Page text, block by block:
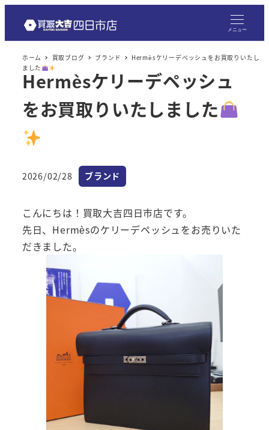
メニュー
ホーム 買取ブログ ブランド
Hermèsケリーデペッシュをお買取りいたし
ました
Hermèsケリーデペッシュ
をお買取りいたしました
投稿日
2026/02/28 カテゴリー
ブランド
こんにちは！買取大吉四日市店です。
先日、Hermèsのケリーデペッシュをお売りいた
だきました。